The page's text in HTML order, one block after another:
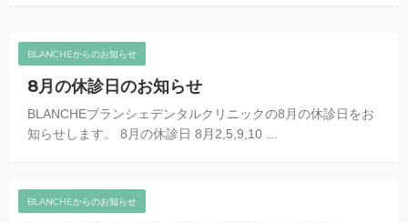
BLANCHEからのお知らせ
8月の休診日のお知らせ
BLANCHEブランシェデンタルクリニックの8月の休診日をお
知らせします。 8月の休診日 8月2,5,9,10 …
BLANCHEからのお知らせ